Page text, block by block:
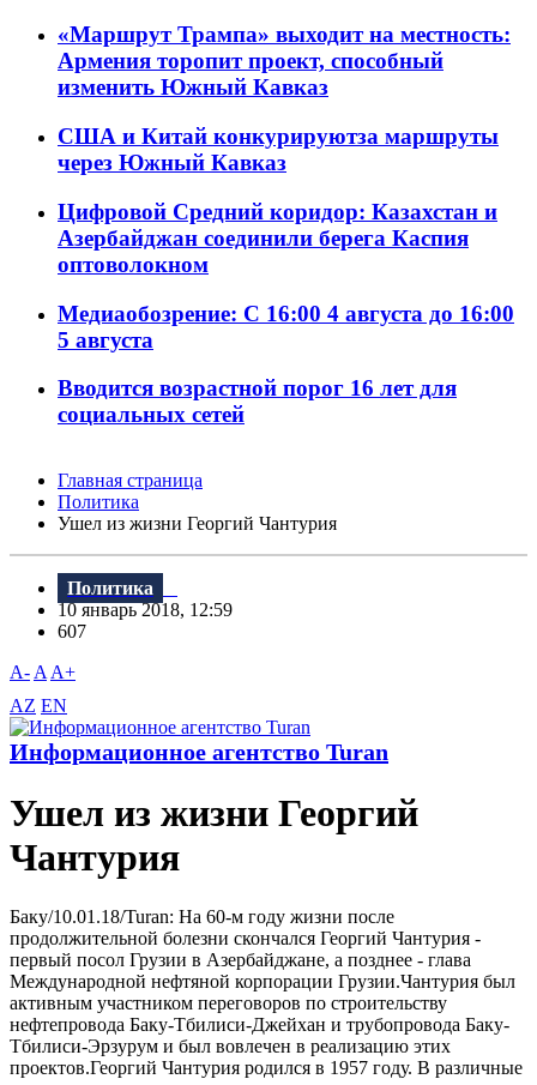
«Маршрут Трампа» выходит на местность:
Армения торопит проект, способный
изменить Южный Кавказ
США и Китай конкурируютза маршруты
через Южный Кавказ
Цифровой Средний коридор: Казахстан и
Азербайджан соединили берега Каспия
оптоволокном
Медиаобозрение: С 16:00 4 августа до 16:00
5 августа
Вводится возрастной порог 16 лет для
социальных сетей
Главная страница
Политика
Ушел из жизни Георгий Чантурия
Политика
10 январь 2018, 12:59
607
A- A A+
AZ EN
Информационное агентство Turan
Ушел из жизни Георгий
Чантурия
Баку/10.01.18/Turan: На 60-м году жизни после
продолжительной болезни скончался Георгий Чантурия -
первый посол Грузии в Азербайджане, а позднее - глава
Международной нефтяной корпорации Грузии.Чантурия был
активным участником переговоров по строительству
нефтепровода Баку-Тбилиси-Джейхан и трубопровода Баку-
Тбилиси-Эрзурум и был вовлечен в реализацию этих
проектов.Георгий Чантурия родился в 1957 году. B различные